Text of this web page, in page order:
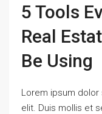
5 Tools
Real
Be Using
Lorem ipsum
elit. Duis mollis et